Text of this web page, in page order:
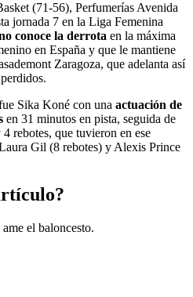
(71-56), Perfumerías Avenida
jornada 7 en la Liga Femenina
conoce la derrota en la máxima
en España y que le mantiene
Zaragoza, que adelanta así
Sika Koné con una actuación de
en 31 minutos en pista, seguida de
rebotes, que tuvieron en ese
Gil (8 rebotes) y Alexis Prince
el baloncesto.